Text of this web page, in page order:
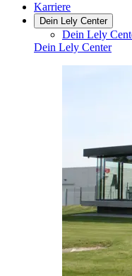
Karriere
Dein Lely Center
Dein Lely
Dein Lely Center